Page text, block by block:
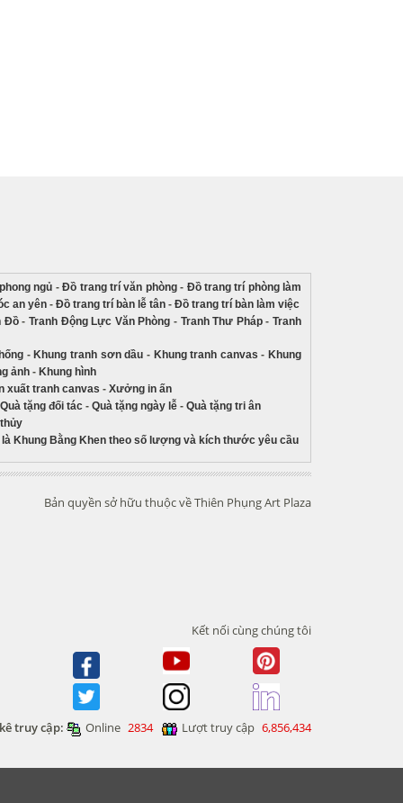
ngủ -Đồ trang trí văn phòng- Đồ trang trí phòng làm
an yên - Đồ trang trí bàn lễ tân - Đồ trang trí bàn làm việc
Đồ- Tranh Động Lực Văn Phòng - Tranh Thư Pháp-Tranh
- Khung tranh sơn dầu - Khung tranh canvas - Khung
ảnh - Khung hình
xuất tranh canvas - Xưởng in ấn
Quà tặng đối tác - Quà tặng ngày lễ - Quà tặng tri ân
là Khung Bằng Khen theo số lượng và kích thước yêu cầu
Bản quyền sở hữu thuộc về Thiên Phụng Art Plaza
Kết nối cùng chúng tôi
truy cập: Online 2834 Lượt truy cập 6,856,434